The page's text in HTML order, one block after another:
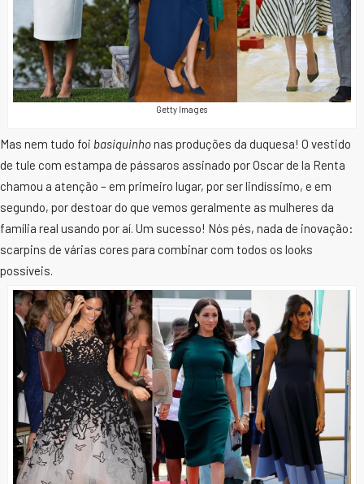
Getty Images
Mas nem tudo foi basiquinhonas produções da duquesa! O vestido
de tule com estampa de pássaros assinado por Oscar de la Renta
chamou a atenção – em primeiro lugar, por ser lindíssimo, e em
segundo, por destoar do que vemos geralmente as mulheres da
família real usando por aí. Um sucesso! Nós pés, nada de inovação:
scarpins de várias cores para combinar com todos os looks
possíveis.